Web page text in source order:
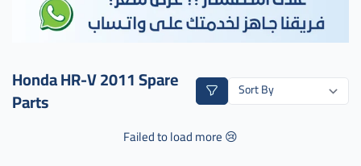
Honda HR-V 2011 Spare
Parts
Failed to load more 😢